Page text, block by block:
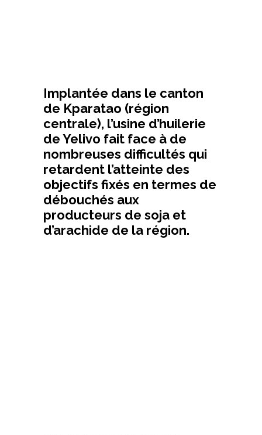
Implantée dans le canton
de Kparatao (région
centrale), l’usine d’huilerie
de Yelivo fait face à de
nombreuses difficultés qui
retardent l’atteinte des
objectifs fixés en termes de
débouchés aux
producteurs de soja et
d’arachide de la région.